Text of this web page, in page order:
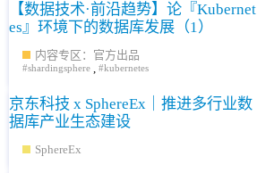
【数据技术·前沿趋势】论『Kubernet
es』环境下的数据库发展（1）
内容专区：官方出品
shardingsphere , kubernetes
京东科技 x SphereEx｜推进多行业数
据库产业生态建设
SphereEx